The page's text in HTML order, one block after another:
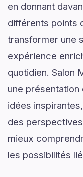
en donnant
différents points
transformer une
expérience
quotidien. Salon
une
idées
des
mieux
les possibilités